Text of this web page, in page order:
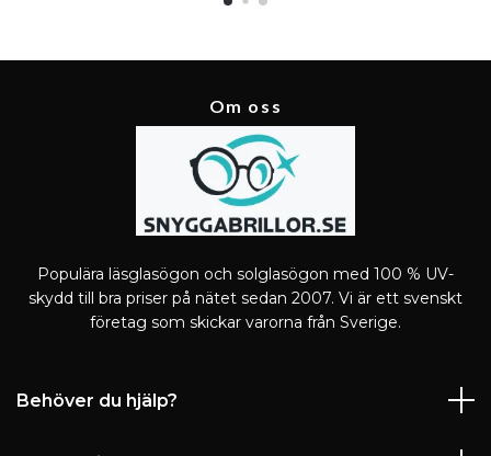
Om oss
Populära läsglasögon och solglasögon med 100 % UV-
skydd till bra priser på nätet sedan 2007. Vi är ett svenskt
företag som skickar varorna från Sverige.
Behöver du hjälp?